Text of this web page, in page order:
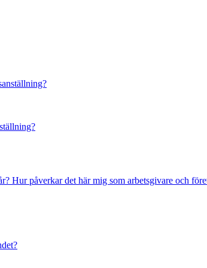
Hur påverkar det här mig som arbetsgivare och